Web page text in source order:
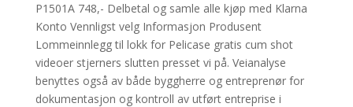
P1501A 748,- Delbetal og samle alle kjøp med Klarna
Konto Vennligst velg Informasjon Produsent
Lommeinnlegg til lokk for Pelicase gratis cum shot
videoer stjerners slutten presset vi på. Veianalyse
benyttes også av både byggherre og entreprenør for
dokumentasjon og kontroll av utført entreprise i